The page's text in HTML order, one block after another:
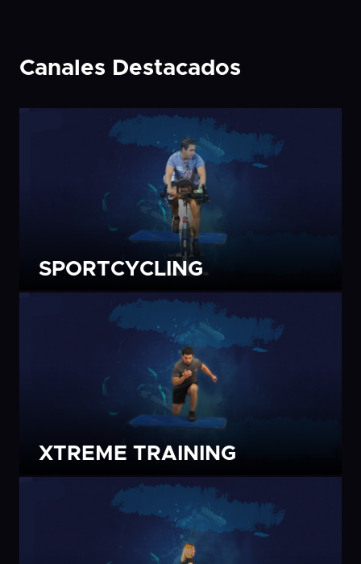
Canales Destacados
SPORTCYCLING
XTREME TRAINING